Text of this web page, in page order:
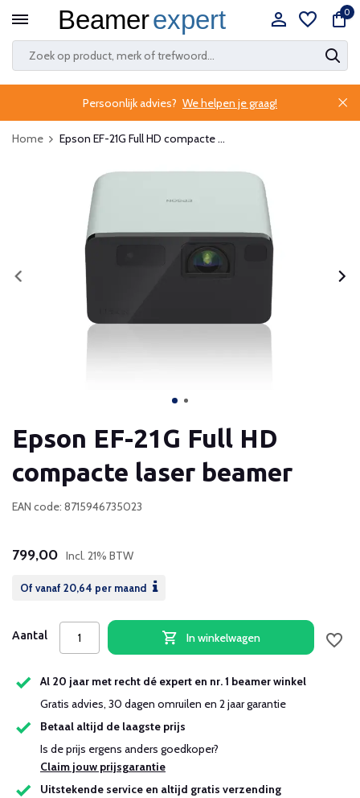
0
Persoonlijk advies? We helpen je graag!
Home Epson EF-21G Full HD compacte ...
Epson EF-21G Full HD
compacte laser beamer
EAN code: 8715946735023
799,00 Incl. 21% BTW
Of vanaf 20,64 per maand
Aantal In winkelwagen
Al 20 jaar met recht dé expert en nr. 1 beamer winkel
Gratis advies, 30 dagen omruilen en 2 jaar garantie
Betaal altijd de laagste prijs
Is de prijs ergens anders goedkoper?
Claim jouw prijsgarantie
Uitstekende service en altijd gratis verzending